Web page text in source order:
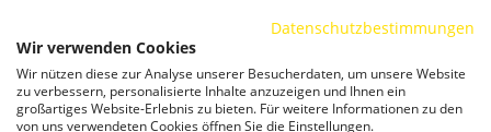
CATEGORIZED AS
17. FEBRUAR 2026 08:04
Gewinnspiel – 38. ASICS Österreichischer
Datenschutzbestimmungen
Wir verwenden Cookies
Wir nützen diese zur Analyse unserer Besucherdaten, um unsere Website
zu verbessern, personalisierte Inhalte anzuzeigen und Ihnen ein
großartiges Website-Erlebnis zu bieten. Für weitere Informationen zu den
von uns verwendeten Cookies öffnen Sie die Einstellungen.